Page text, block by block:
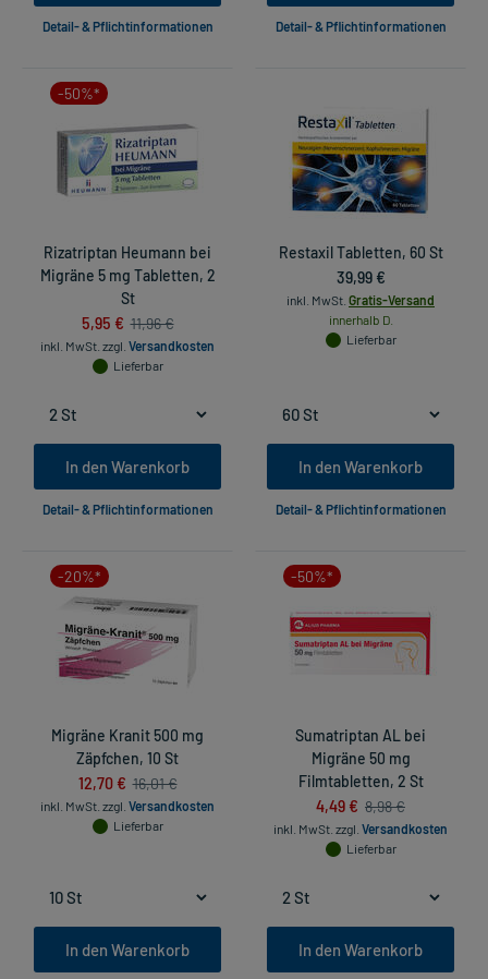
Detail- & Pflichtinformationen Detail- & Pflichtinformationen
-50%*
Rizatriptan Heumann bei
Migräne 5 mg Tabletten, 2
St
5,95 € 11,96 €
inkl. MwSt. zzgl. Versandkosten
Lieferbar
In den Warenkorb
Detail- & Pflichtinformationen
Restaxil Tabletten, 60 St
39,99 €
inkl. MwSt. Gratis-Versand
innerhalb D.
Lieferbar
In den Warenkorb
Detail- & Pflichtinformationen
-20%*
Migräne Kranit 500 mg
Zäpfchen, 10 St
12,70 € 16,01 €
inkl. MwSt. zzgl. Versandkosten
Lieferbar
In den Warenkorb
-50%*
Sumatriptan AL bei
Migräne 50 mg
Filmtabletten, 2 St
4,49 € 8,98 €
inkl. MwSt. zzgl. Versandkosten
Lieferbar
In den Warenkorb